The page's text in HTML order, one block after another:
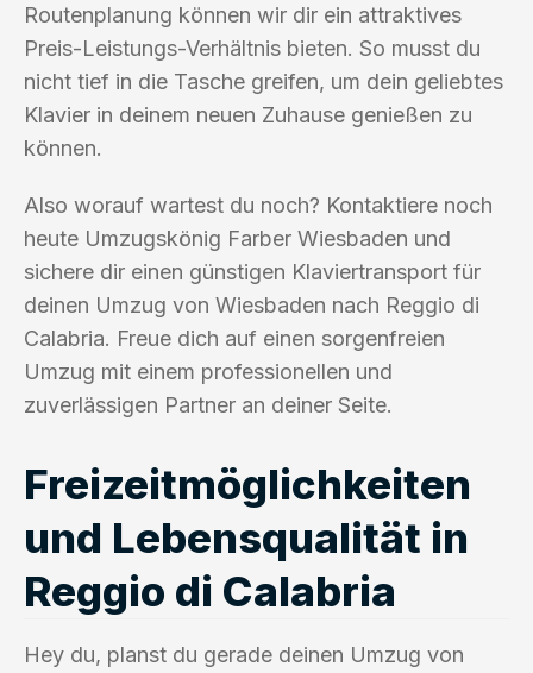
Routenplanung können wir dir ein attraktives
Preis-Leistungs-Verhältnis bieten. So musst du
nicht tief in die Tasche greifen, um dein geliebtes
Klavier in deinem neuen Zuhause genießen zu
können.
Also worauf wartest du noch? Kontaktiere noch
heute Umzugskönig Farber Wiesbaden und
sichere dir einen günstigen Klaviertransport für
deinen Umzug von Wiesbaden nach Reggio di
Calabria. Freue dich auf einen sorgenfreien
Umzug mit einem professionellen und
zuverlässigen Partner an deiner Seite.
Freizeitmöglichkeiten
und Lebensqualität in
Reggio di Calabria
Hey du, planst du gerade deinen Umzug von